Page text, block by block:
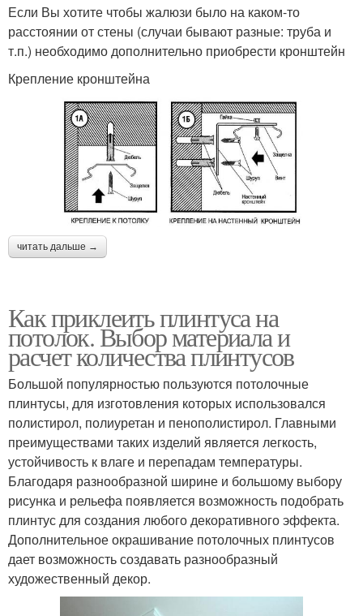
Если Вы хотите чтобы жалюзи было на каком-то
расстоянии от стены (случаи бывают разные: труба и
т.п.) необходимо дополнительно приобрести кронштейн
Крепление кронштейна
читать дальше →
Как приклеить плинтуса на
потолок. Выбор материала и
расчет количества плинтусов
Большой популярностью пользуются потолочные
плинтусы, для изготовления которых использовался
полистирол, полиуретан и пенополистирол. Главными
преимуществами таких изделий является легкость,
устойчивость к влаге и перепадам температуры.
Благодаря разнообразной ширине и большому выбору
рисунка и рельефа появляется возможность подобрать
плинтус для создания любого декоративного эффекта.
Дополнительное окрашивание потолочных плинтусов
дает возможность создавать разнообразный
художественный декор.